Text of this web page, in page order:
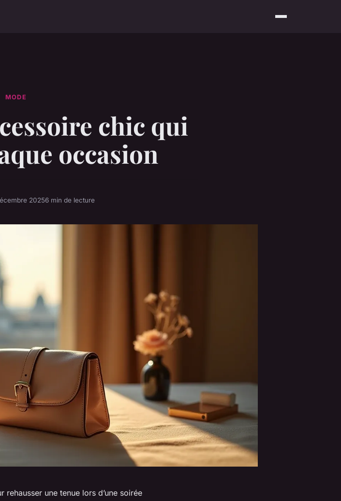
MODE
chic qui
occasion
20256 min de lecture
rehausser une tenue lors d’une soirée